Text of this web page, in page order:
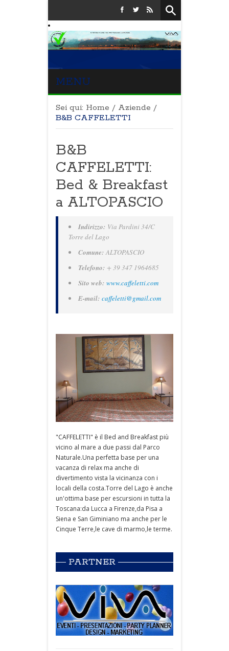
MENU
Sei qui: Home / Aziende /
B&B CAFFELETTI
B&B
CAFFELETTI:
Bed & Breakfast
a ALTOPASCIO
Indirizzo: Via Pardini 34/C
Torre del Lago
Comune: ALTOPASCIO
Telefono: + 39 347 1964685
Sito web: www.caffeletti.com
E-mail: caffeletti@gmail.com
"CAFFELETTI" è il Bed and Breakfast più
vicino al mare a due passi dal Parco
Naturale.Una perfetta base per una
vacanza di relax ma anche di
divertimento vista la vicinanza con i
locali della costa.Torre del Lago è anche
un'ottima base per escursioni in tutta la
Toscana:da Lucca a Firenze,da Pisa a
Siena e San Giminiano ma anche per le
Cinque Terre,le cave di marmo,le terme.
PARTNER